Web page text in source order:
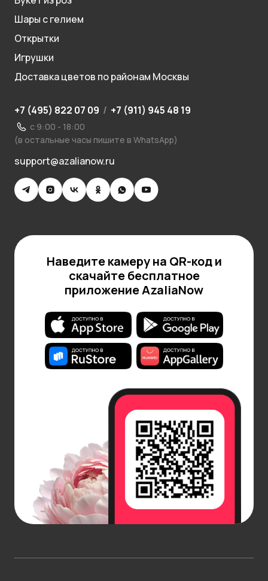
Шары с гелием
Открытки
Игрушки
Доставка цветов по районам Москвы
+7 (495) 822 07 09 / +7 (911) 945 48 19
с 9:00 - 18:00
(в остальные часы пишите в WhatsApp)
support@azalianow.ru
Наведите камеру на QR-код и
скачайте бесплатное
приложение AzaliaNow